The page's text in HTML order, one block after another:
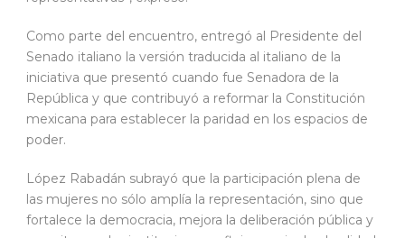
Como parte del encuentro, entregó al Presidente del
Senado italiano la versión traducida al italiano de la
iniciativa que presentó cuando fue Senadora de la
República y que contribuyó a reformar la Constitución
mexicana para establecer la paridad en los espacios de
poder.
López Rabadán subrayó que la participación plena de
las mujeres no sólo amplía la representación, sino que
fortalece la democracia, mejora la deliberación pública y